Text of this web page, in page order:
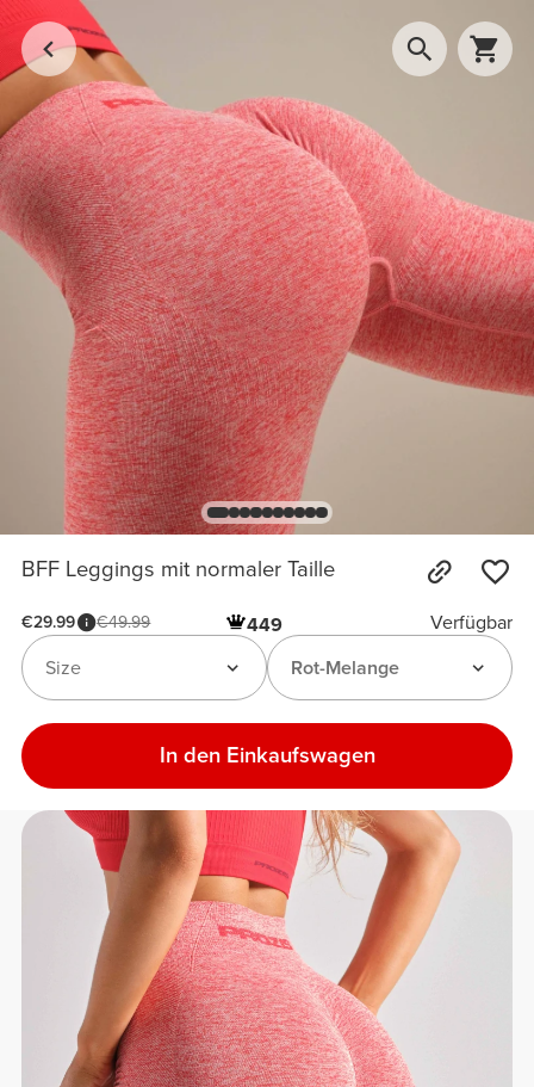
BFF Leggings mit normaler Taille
€29.99 €49.99 449
Verfügbar
Rot-Melange
Size
In den Einkaufswagen